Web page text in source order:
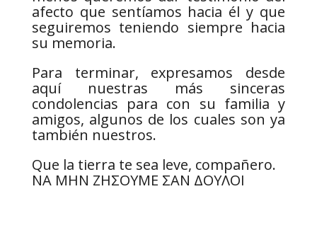
afecto que sentíamos hacia él y que
seguiremos teniendo siempre hacia
su memoria.
Para terminar, expresamos desde
aquí nuestras más sinceras
condolencias para con su familia y
amigos, algunos de los cuales son ya
también nuestros.
Que la tierra te sea leve, compañero.
NΑ ΜΗΝ ΖΗΣΟΥΜΕ ΣΑΝ ΔΟΥΛΟΙ